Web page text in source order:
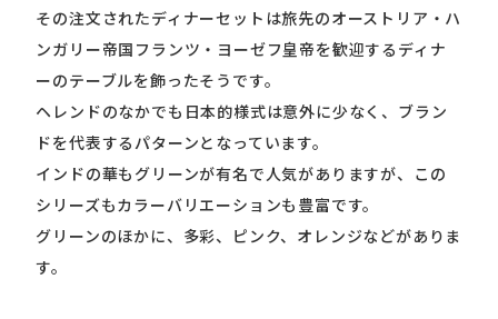
その注文されたディナーセットは旅先のオーストリア・ハ
ンガリー帝国フランツ・ヨーゼフ皇帝を歓迎するディナ
ーのテーブルを飾ったそうです。
ヘレンドのなかでも日本的様式は意外に少なく、ブラン
ドを代表するパターンとなっています。
インドの華もグリーンが有名で人気がありますが、この
シリーズもカラーバリエーションも豊富です。
グリーンのほかに、多彩、ピンク、オレンジなどがありま
す。